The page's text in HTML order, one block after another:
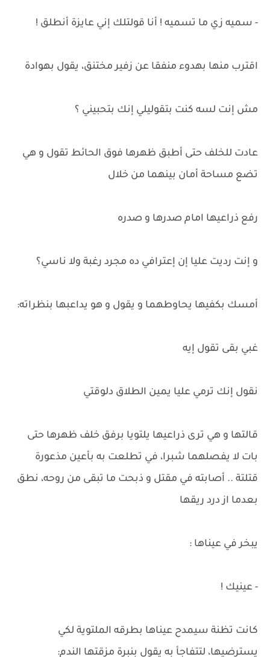
- سميه زي ما تسميه ! أنا قولتلك إني عايزة أنطلق !
اقترب منها بهدوء منفقا عن زفير مختنق، يقول بهوادة
مش إنت لسه كنت بتقوليلي إنك بتحبيني ؟
عادت للخلف حتى أطبق ظهرها فوق الحائط تقول و هي
تضع مساحة أمان بينهما من خلال
رفع ذراعيها امام صدرها و صدره
و إنت رديت عليا إن إعترافي ده مجرد رغبة ولا ناسي؟
أمسك بكفيها يحاوطهما و يقول و هو يداعبها بنظراته:
غبي بقى تقول إيه
نقول إنك ترمي عليا يمين الطلاق دلوقتي
قالتها و هي ترى ذراعيها يلتويا برفق خلف ظهرها حتى
بات لا يفصلهما شبرا، في تطلعت به بأعين مذعورة
قتلتة .. أصابته في مقتل و ذبحت ما تبقى من روحه، نطق
بعدما از درد ريقها
يبخر في عيناها :
- عينيك !
كانت تظنة سيمدح عيناها بطرقه الملتوية لكي
يسترضيها، لتتفاجأ به يقول بنبرة مزقتها الندم: